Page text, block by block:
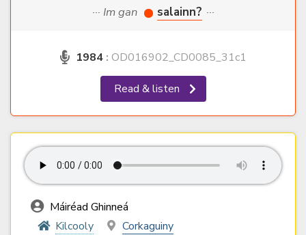
··· Im gan salainn? ···
1984 : OD016902_CD0085_31c1
Read & listen
Máiréad Ghinneá
Kilcooly
Corkaguiny